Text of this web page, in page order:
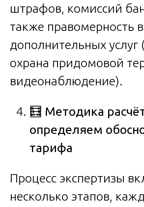
штрафов, комиссий
также правомерность
дополнительных услуг
охрана придомовой
видеонаблюдение).
🧮 Методика
определяем
тарифа
Процесс экспертизы
несколько этапов,